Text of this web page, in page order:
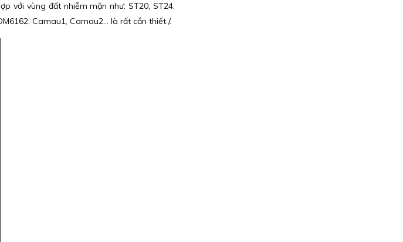
với vùng đất nhiễm mặn như: ST20, ST24,
Camau1, Camau2... là rất cần thiết./.